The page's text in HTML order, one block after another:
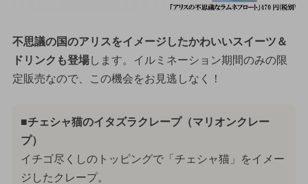
不思議の国のアリスをイメージしたかわいいスイーツ＆
ドリンクも登場します。イルミネーション期間のみの限
定販売なので、この機会をお見逃しなく！
■チェシャ猫のイタズラクレープ（マリオンクレー
プ）
イチゴ尽くしのトッピングで「チェシャ猫」をイメー
ジしたクレープ。